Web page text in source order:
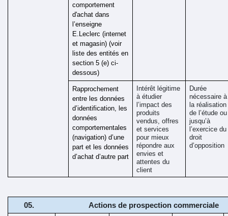
comportement
d'achat dans
l’enseigne
E.Leclerc (internet
et magasin) (voir
liste des entités en
section 5 (e) ci-
dessous)
Rapprochement
entre les données
d’identification, les
données
comportementales
(navigation) d’une
part et les données
d’achat d’autre part
Intérêt légitime
à étudier
l’impact des
produits
vendus, offres
et services
pour mieux
répondre aux
envies et
attentes du
client
Durée
nécessaire à
la réalisation
de l’étude ou
jusqu’à
l’exercice du
droit
d’opposition
Actions de prospection commerciale